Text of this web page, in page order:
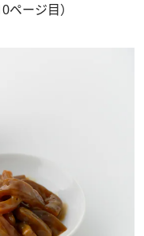
ージ目）